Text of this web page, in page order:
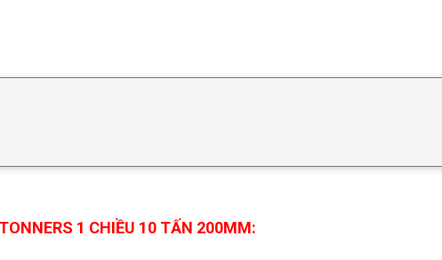
1 CHIỀU 10 TẤN 200MM: